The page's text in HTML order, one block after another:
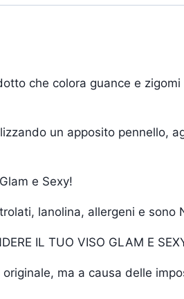
che colora guance e
un apposito pennello,
e Sexy!
lanolina, allergeni e sono
IL TUO VISO GLAM E
ma a causa delle